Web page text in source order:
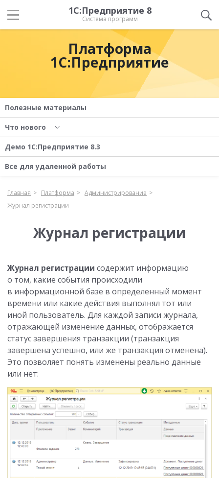
1С:Предприятие 8
Система программ
Платформа
1С:Предприятие
Полезные материалы
Что нового
Демо 1С:Предприятие 8.3
Все для удаленной работы
Главная Платформа
Администрирование
Журнал регистрации
Журнал регистрации
Журнал регистрации содержит информацию
о том, какие события происходили
в информационной базе в определенный момент
времени или какие действия выполнял тот или
иной пользователь. Для каждой записи журнала,
отражающей изменение данных, отображается
статус завершения транзакции (транзакция
завершена успешно, или же транзакция отменена).
Это позволяет понять изменены реально данные
или нет: